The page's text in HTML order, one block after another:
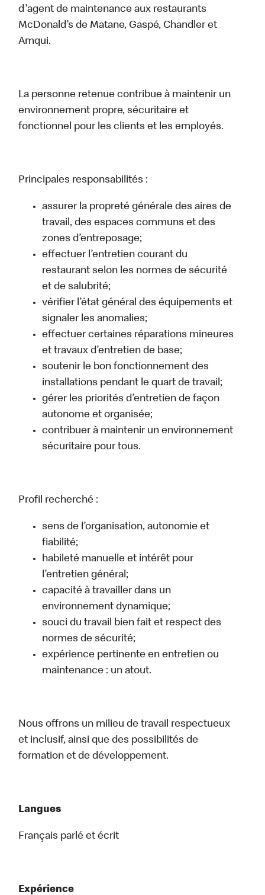
d'agent de maintenance aux restaurants
McDonald’s de Matane, Gaspé, Chandler et
Amqui.
La personne retenue contribue à maintenir un
environnement propre, sécuritaire et
fonctionnel pour les clients et les employés.
Principales responsabilités :
assurer la propreté générale des aires de
travail, des espaces communs et des
zones d’entreposage;
effectuer l’entretien courant du
restaurant selon les normes de sécurité
et de salubrité;
vérifier l’état général des équipements et
signaler les anomalies;
effectuer certaines réparations mineures
et travaux d’entretien de base;
soutenir le bon fonctionnement des
installations pendant le quart de travail;
gérer les priorités d’entretien de façon
autonome et organisée;
contribuer à maintenir un environnement
sécuritaire pour tous.
Profil recherché :
sens de l’organisation, autonomie et
fiabilité;
habileté manuelle et intérêt pour
l’entretien général;
capacité à travailler dans un
environnement dynamique;
souci du travail bien fait et respect des
normes de sécurité;
expérience pertinente en entretien ou
maintenance : un atout.
Nous offrons un milieu de travail respectueux
et inclusif, ainsi que des possibilités de
formation et de développement.
Langues
Français parlé et écrit
Expérience